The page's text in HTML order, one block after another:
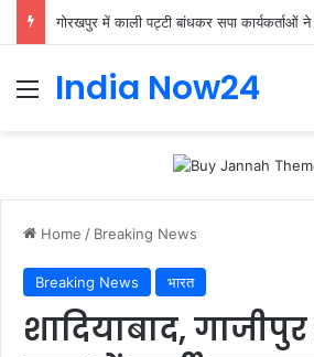
India Now24
Home / Breaking News
Breaking News भारत
शादियाबाद,